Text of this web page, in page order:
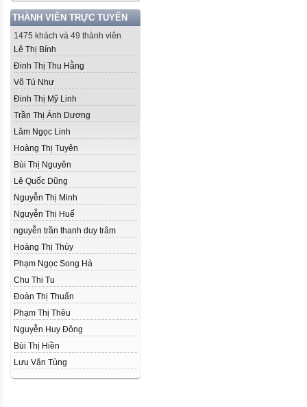
THÀNH VIÊN TRỰC TUYẾN
1475 khách và 49 thành viên
Lê Thị Bính
Đinh Thị Thu Hằng
Võ Tú Như
Đinh Thị Mỹ Linh
Trần Thị Ánh Dương
Lâm Ngọc Linh
Hoàng Thị Tuyên
Bùi Thị Nguyên
Lê Quốc Dũng
Nguyễn Thị Minh
Nguyễn Thị Huế
nguyễn trần thanh duy trâm
Hoàng Thị Thúy
Phạm Ngọc Song Hà
Chu Thi Tu
Đoàn Thị Thuấn
Phạm Thị Thêu
Nguyễn Huy Đông
Bùi Thị Hiền
Lưu Văn Tùng